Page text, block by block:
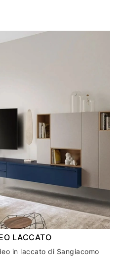
LACCATO
in laccato di Sangiacomo